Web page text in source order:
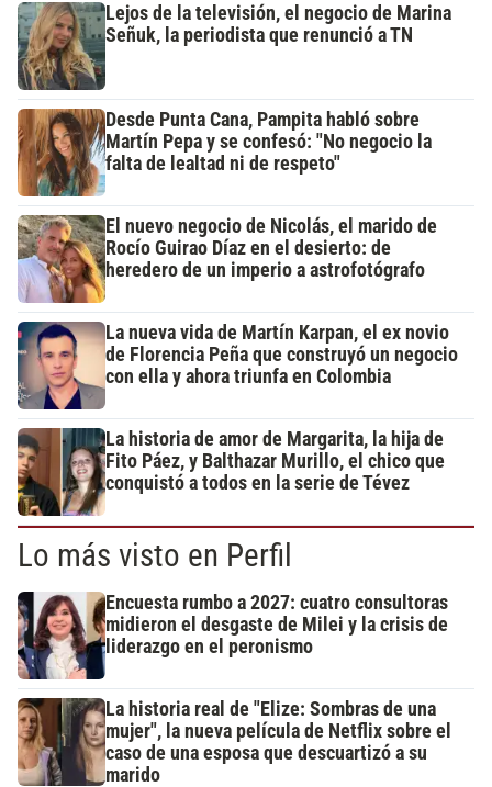
Lejos de la televisión, el negocio de Marina
Señuk, la periodista que renunció a TN
Desde Punta Cana, Pampita habló sobre
Martín Pepa y se confesó: "No negocio la
falta de lealtad ni de respeto"
El nuevo negocio de Nicolás, el marido de
Rocío Guirao Díaz en el desierto: de
heredero de un imperio a astrofotógrafo
La nueva vida de Martín Karpan, el ex novio
de Florencia Peña que construyó un negocio
con ella y ahora triunfa en Colombia
La historia de amor de Margarita, la hija de
Fito Páez, y Balthazar Murillo, el chico que
conquistó a todos en la serie de Tévez
Lo más visto en Perfil
Encuesta rumbo a 2027: cuatro consultoras
midieron el desgaste de Milei y la crisis de
liderazgo en el peronismo
La historia real de "Elize: Sombras de una
mujer", la nueva película de Netflix sobre el
caso de una esposa que descuartizó a su
marido